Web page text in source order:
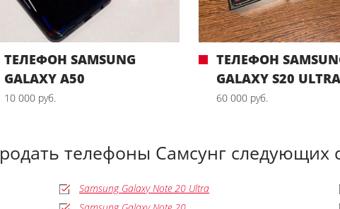
ТЕЛЕФОН SAMSUNG
GALAXY A50
10 000 руб.
ТЕЛЕФОН
GALAXY S20
60 000 руб.
телефоны Самсунг следующих
Samsung Galaxy Note 20 Ultra